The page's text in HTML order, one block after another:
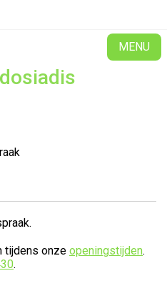
MENU
tijdens onze openingstijden.
.